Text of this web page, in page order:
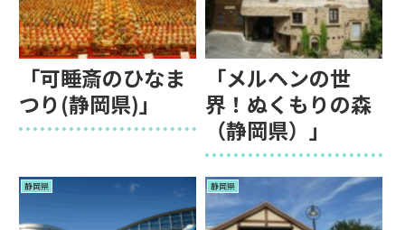
「可睡斎のひなま
つり(静岡県)」
「メルヘンの世
界！ぬくもりの森
（静岡県）」
静岡県 静岡県